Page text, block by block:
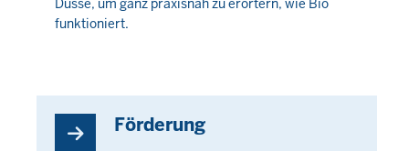
August
2026
Düsse, um ganz praxisnah zu erörtern, wie Bio
funktioniert.
Förderung